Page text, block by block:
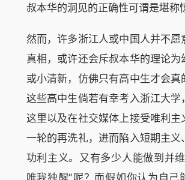
叔本华的洞见的正确性可谓是堪称
然而，许多浙江人或中国人并不愿
真相，或许还会斥叔本华的理论为
或小清新，仿佛只有高中生才会真
这些高中生倘若有幸考入浙江大学
这里以及在社交媒体上接受唯利主
一轮的再洗礼，进而陷入短期主义
功利主义。又有多少人能做到并
唯我独醒”呢？而假如你认为自己